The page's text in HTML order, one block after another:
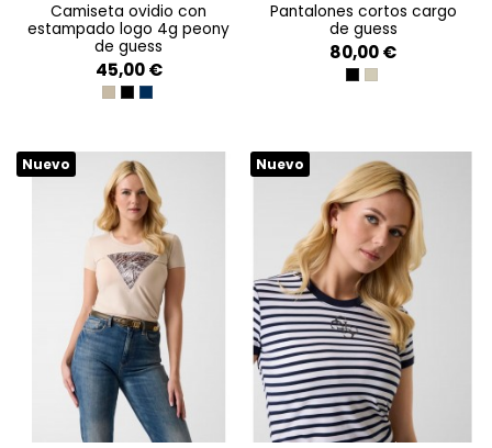
camiseta ovidio con
estampado logo 4g peony
de guess
45,00 €
4G PEONY ALLOVER BEI
4G PEONY ALLOVER BLA
4G PEONY ALLOVER SIL
pantalones cortos cargo
de guess
80,00 €
JET BLACK A996
IMPACT GREY
Nuevo Nuevo